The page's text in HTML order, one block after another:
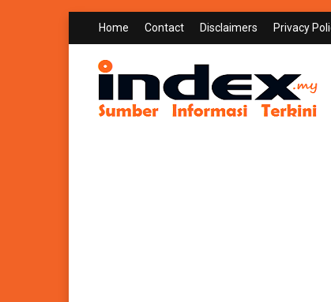
Home Contact Disclaimers Privacy